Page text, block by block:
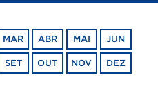
MAR ABR MAI JUN
SET OUT NOV DEZ